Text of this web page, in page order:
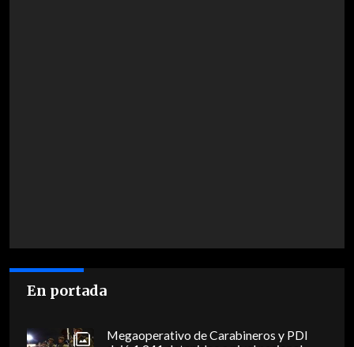
En portada
Megaoperativo de Carabineros y PDI